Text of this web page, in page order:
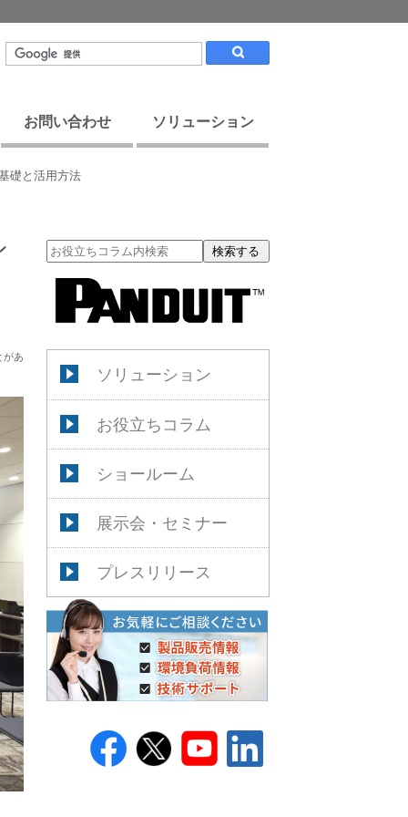
お問い合わせ ソリューション
礎と活用方法
検索する
ソリューション
お役立ちコラム
ショールーム
展示会・セミナー
プレスリリース
があ